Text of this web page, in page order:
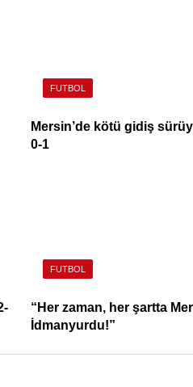
FUTBOL
Mersin’de kötü gidiş
0-1
FUTBOL
“Her zaman, her şartta
İdmanyurdu!”